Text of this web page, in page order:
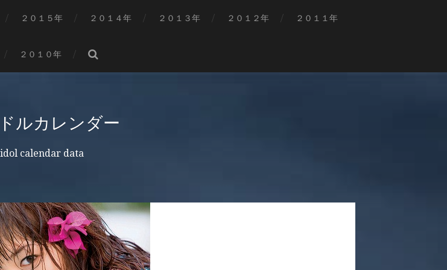
２０１５年 ２０１４年 ２０１３年 ２０１２年 ２０１１年
２０１０年
ルカレンダー
idol calendar data